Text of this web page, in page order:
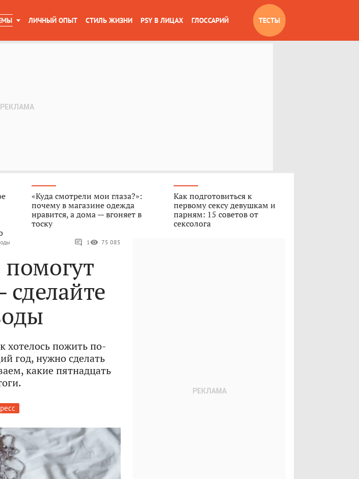
ЛИЧНЫЙ ОПЫТ СТИЛЬ ЖИЗНИ PSY В ЛИЦАХ ГЛОССАРИЙ ТЕСТЫ
«Куда смотрели мои глаза?»:
почему в магазине одежда
нравится, а дома — вгоняет в
тоску
Как подготовиться к
первому сексу девушкам и
парням: 15 советов от
сексолога
1 75 085
помогут
сделайте
хотелось пожить по-
год, нужно сделать
какие пятнадцать